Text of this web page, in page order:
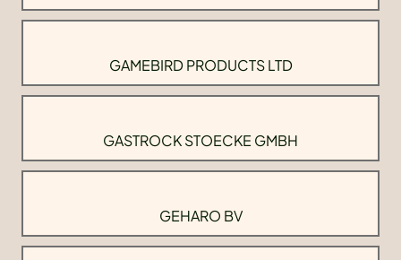
GAMEBIRD PRODUCTS LTD
GASTROCK STOECKE GMBH
GEHARO BV